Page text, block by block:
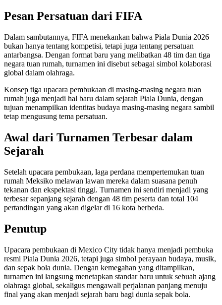
Pesan Persatuan dari FIFA
Dalam sambutannya, FIFA menekankan bahwa Piala Dunia 2026
bukan hanya tentang kompetisi, tetapi juga tentang persatuan
antarbangsa. Dengan format baru yang melibatkan 48 tim dan tiga
negara tuan rumah, turnamen ini disebut sebagai simbol kolaborasi
global dalam olahraga.
Konsep tiga upacara pembukaan di masing-masing negara tuan
rumah juga menjadi hal baru dalam sejarah Piala Dunia, dengan
tujuan menampilkan identitas budaya masing-masing negara sambil
tetap mengusung tema persatuan.
Awal dari Turnamen Terbesar dalam
Sejarah
Setelah upacara pembukaan, laga perdana mempertemukan tuan
rumah Meksiko melawan lawan mereka dalam suasana penuh
tekanan dan ekspektasi tinggi. Turnamen ini sendiri menjadi yang
terbesar sepanjang sejarah dengan 48 tim peserta dan total 104
pertandingan yang akan digelar di 16 kota berbeda.
Penutup
Upacara pembukaan di Mexico City tidak hanya menjadi pembuka
resmi Piala Dunia 2026, tetapi juga simbol perayaan budaya, musik,
dan sepak bola dunia. Dengan kemegahan yang ditampilkan,
turnamen ini langsung menetapkan standar baru untuk sebuah ajang
olahraga global, sekaligus mengawali perjalanan panjang menuju
final yang akan menjadi sejarah baru bagi dunia sepak bola.